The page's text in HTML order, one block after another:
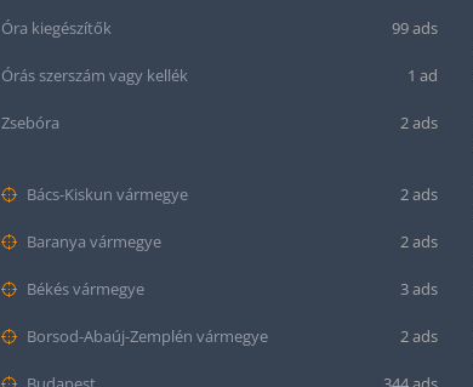
Óra kiegészítők 99 ads
Órás szerszám vagy kellék 1 ad
Zsebóra 2 ads
Bács-Kiskun vármegye 2 ads
Baranya vármegye 2 ads
Békés vármegye 3 ads
Borsod-Abaúj-Zemplén vármegye 2 ads